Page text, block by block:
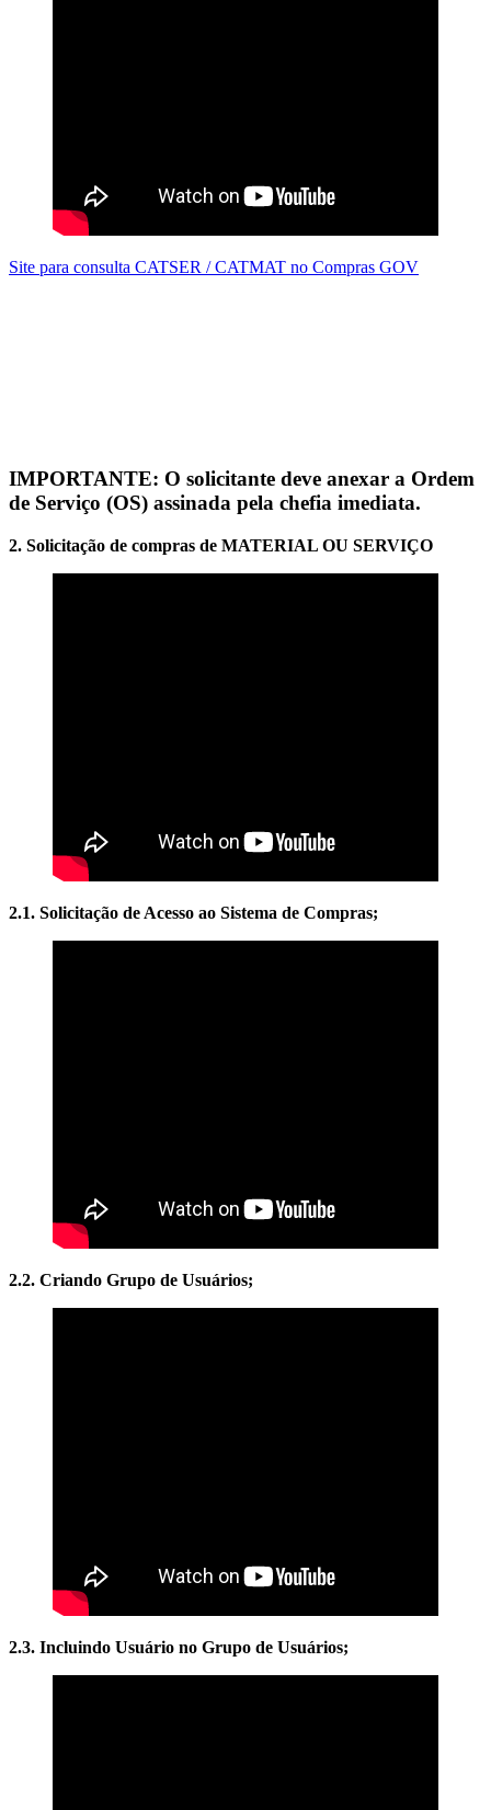
Site para consulta CATSER / CATMAT no Compras GOV
IMPORTANTE: O solicitante deve anexar a Ordem
de Serviço (OS) assinada pela chefia imediata.
2. Solicitação de compras de MATERIAL OU SERVIÇO
2.1. Solicitação de Acesso ao Sistema de Compras;
2.2. Criando Grupo de Usuários;
2.3. Incluindo Usuário no Grupo de Usuários;